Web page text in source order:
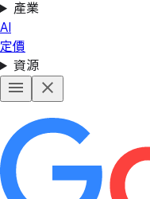
產業
AI
定價
資源